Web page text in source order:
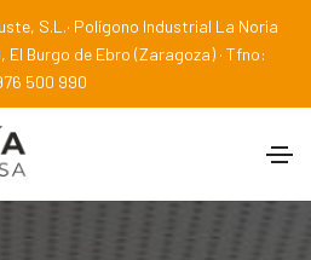
S.L.· Polígono Industrial La Noria
El Burgo de Ebro (Zaragoza) · Tfno:
500 990